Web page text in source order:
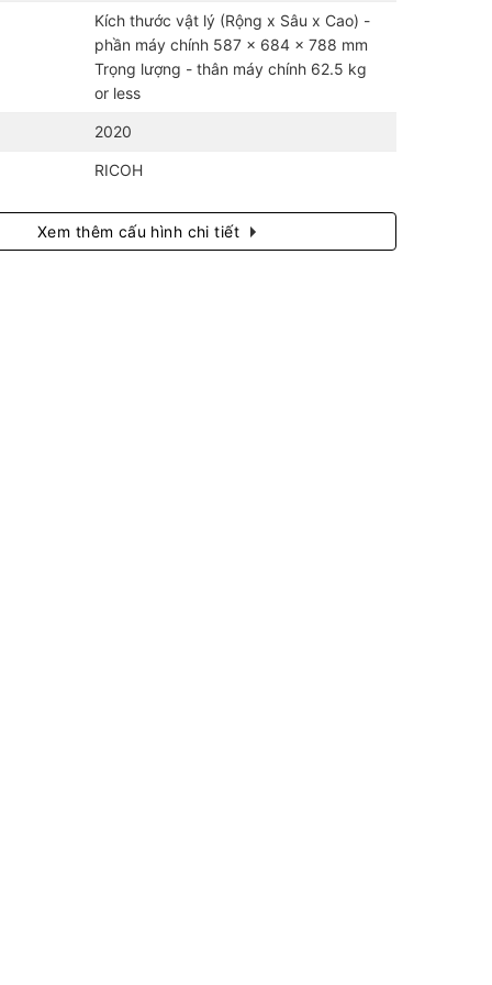
Kích thước vật lý (Rộng x Sâu x Cao) -
phần máy chính 587 x 684 x 788 mm
Trọng lượng - thân máy chính 62.5 kg
or less
2020
RICOH
Xem thêm cấu hình chi tiết